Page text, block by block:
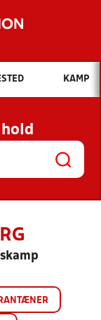
du søge efter?
NYHEDER
OG
KAMP